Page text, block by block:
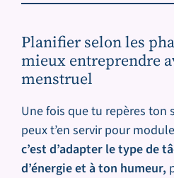
Planifier selon les
mieux entreprendre
menstruel
Une fois que tu repères ton
peux t’en servir pour
c’est d’adapter le type de
d’énergie et à ton humeur,